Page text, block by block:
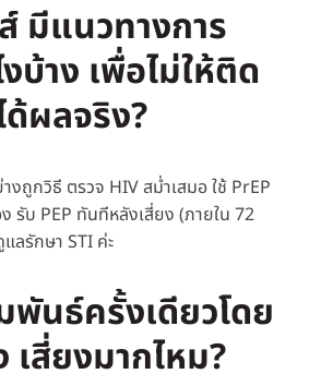
มีแนวทางการ
บ้าง เพื่อไม่ให้ติด
ผลจริง?
งถูกวิธี ตรวจ HIV สม่ำเสมอ ใช้ PrEP
รับ PEP ทันทีหลังเสี่ยง (ภายใน 72
แลรักษา STI ค่ะ
นธ์ครั้งเดียวโดย
เสี่ยงมากไหม?